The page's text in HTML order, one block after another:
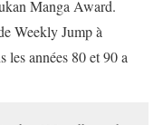
Manga Award.
Weekly Jump à
les années 80 et 90 a